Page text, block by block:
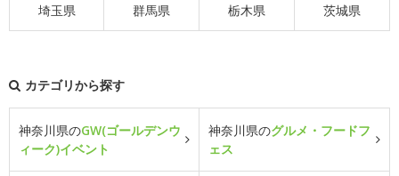
埼玉県 群馬県 栃木県 茨城県
カテゴリから探す
神奈川県のGW(ゴールデンウ
ィーク)イベント
神奈川県のグルメ・フードフ
ェス